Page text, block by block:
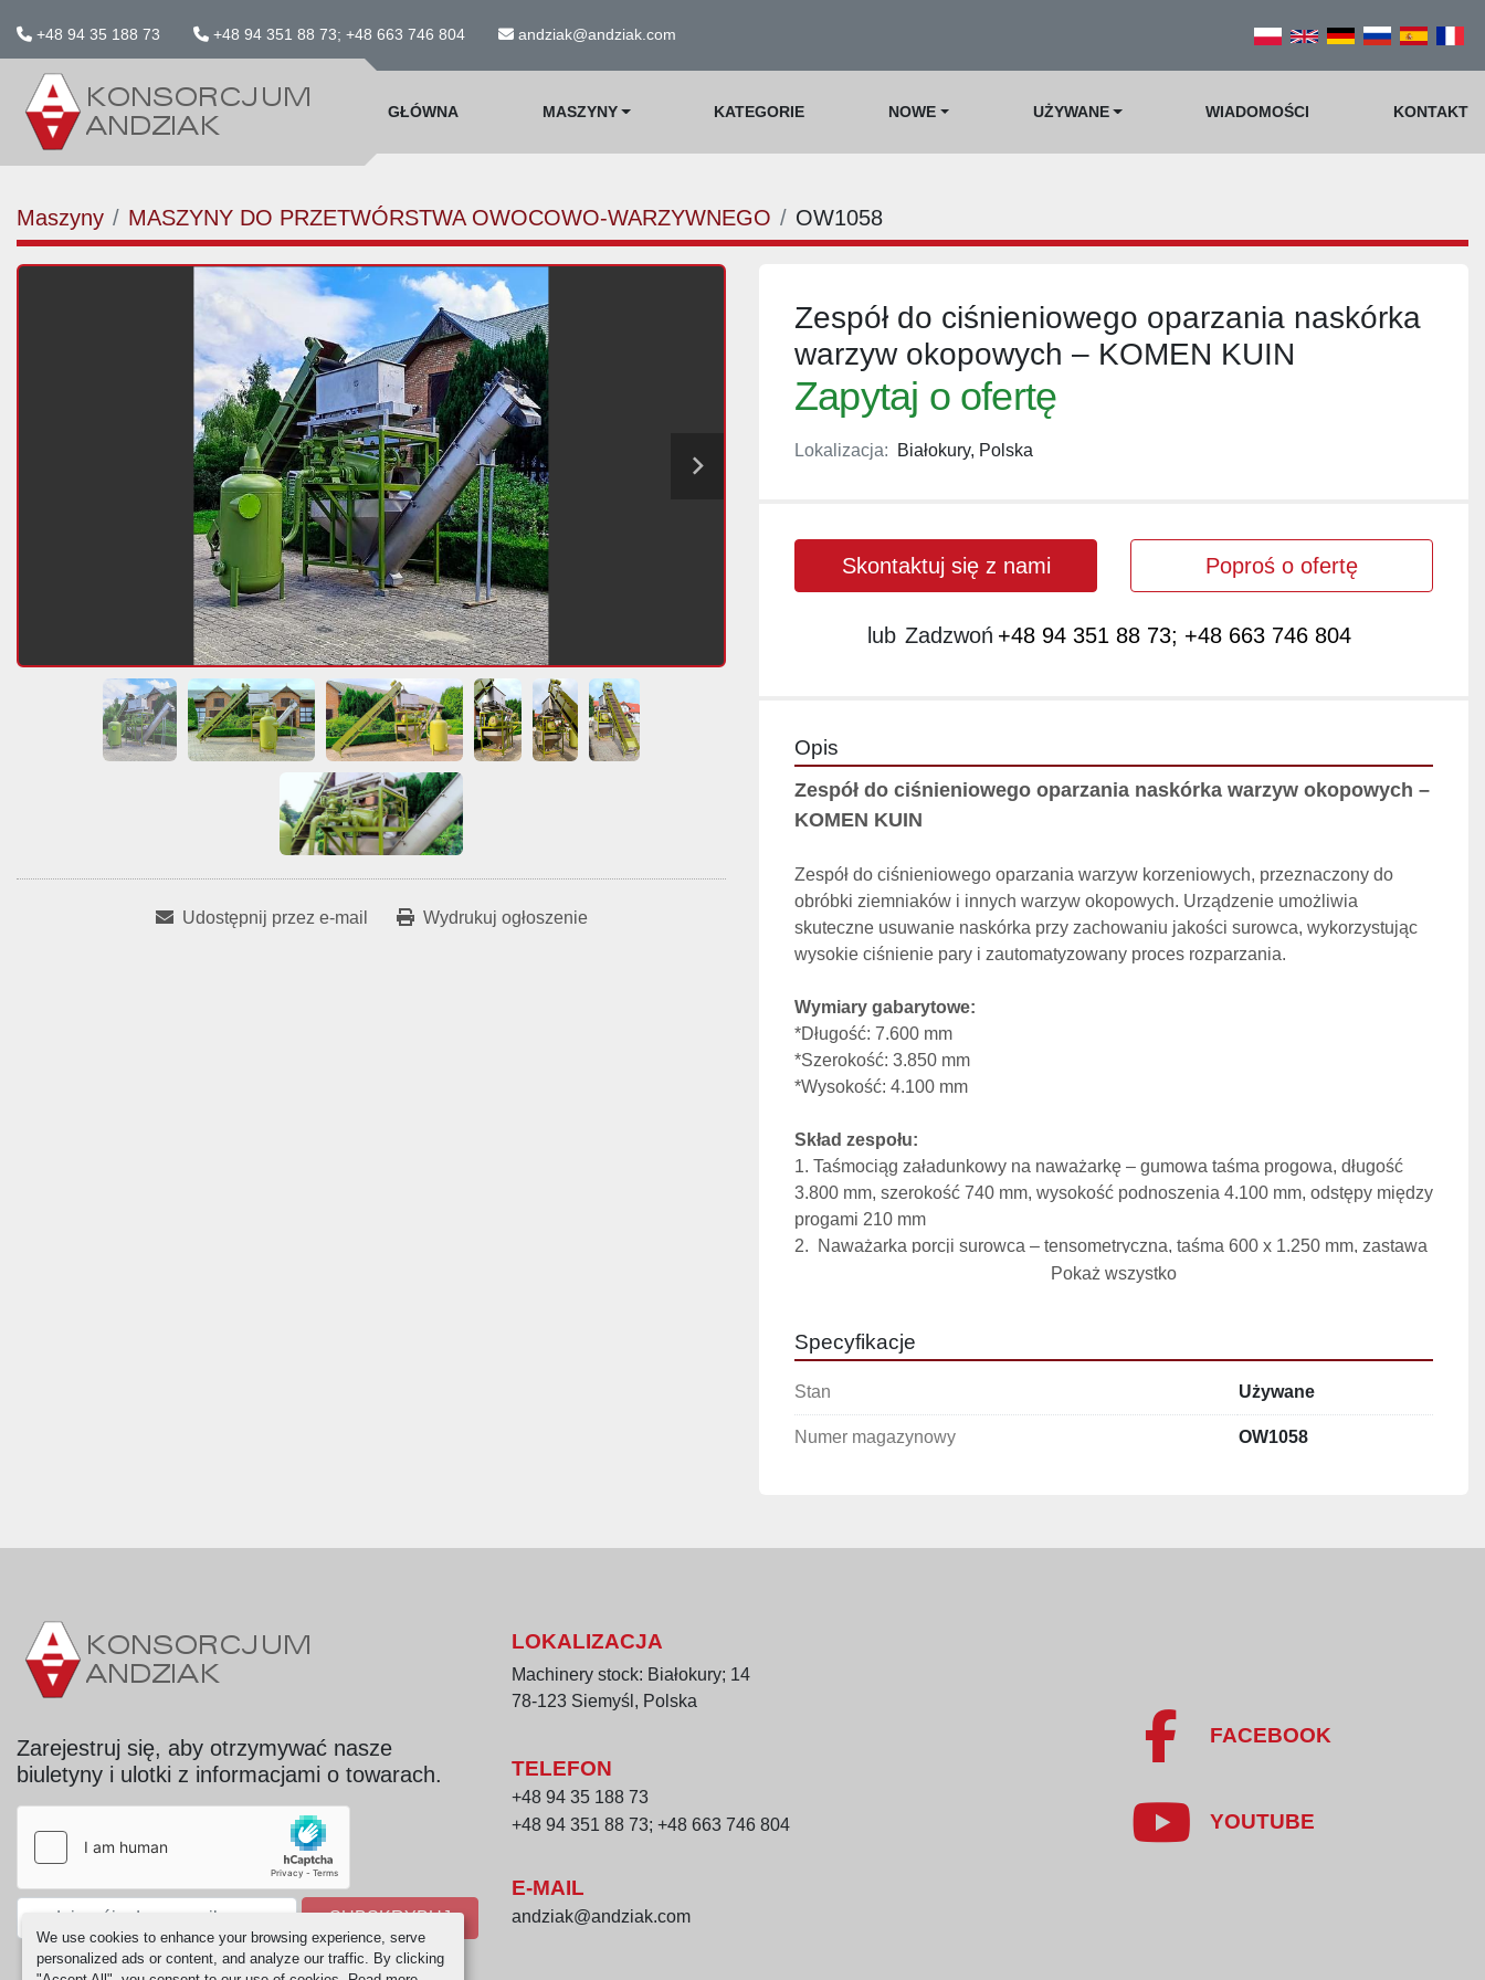
We use cookies to enhance your browsing experience, serve
personalized ads or content, and analyze our traffic. By clicking
+48 94 35 188 73 +48 94 351 88 73; +48 663 746 804 andziak@andziak.com
GŁÓWNA MASZYNY KATEGORIE NOWE UŻYWANE WIADOMOŚCI KONTAKT
Maszyny MASZYNY DO PRZETWÓRSTWA OWOCOWO-WARZYWNEGO OW1058
Udostępnij przez e-mail Wydrukuj ogłoszenie
Zespół do ciśnieniowego oparzania naskórka
warzyw okopowych – KOMEN KUIN
Zapytaj o ofertę
Lokalizacja: Białokury, Polska
Skontaktuj się z nami Poproś o ofertę
lub Zadzwoń +48 94 351 88 73; +48 663 746 804
Opis
Zespół do ciśnieniowego oparzania naskórka warzyw okopowych –
KOMEN KUIN
Zespół do ciśnieniowego oparzania warzyw korzeniowych, przeznaczony do
obróbki ziemniaków i innych warzyw okopowych. Urządzenie umożliwia
skuteczne usuwanie naskórka przy zachowaniu jakości surowca, wykorzystując
wysokie ciśnienie pary i zautomatyzowany proces rozparzania.
Wymiary gabarytowe:
*Długość: 7.600 mm
*Szerokość: 3.850 mm
*Wysokość: 4.100 mm
Skład zespołu:
1. Taśmociąg załadunkowy na naważarkę – gumowa taśma progowa, długość
3.800 mm, szerokość 740 mm, wysokość podnoszenia 4.100 mm, odstępy między
progami 210 mm
2.
Naważarka porcji surowca – tensometryczna, taśma 600 x 1.250 mm, zastawa
otwierana siłownikiem pneumatycznym
sterowany siłownikiem parowym
5.  Zbiornik rozprężny pary – 750 l
* Solidna konstrukcja z elementami nierdzewnymi
Pokaż wszystko
Specyfikacje
Stan Używane
Numer magazynowy OW1058
Zarejestruj się, aby otrzymywać nasze
biuletyny i ulotki z informacjami o towarach.
SUBSKRYBUJ
LOKALIZACJA
Machinery stock: Białokury; 14
78-123 Siemyśl, Polska
TELEFON
+48 94 35 188 73
+48 94 351 88 73; +48 663 746 804
E-MAIL
andziak@andziak.com
FACEBOOK
YOUTUBE